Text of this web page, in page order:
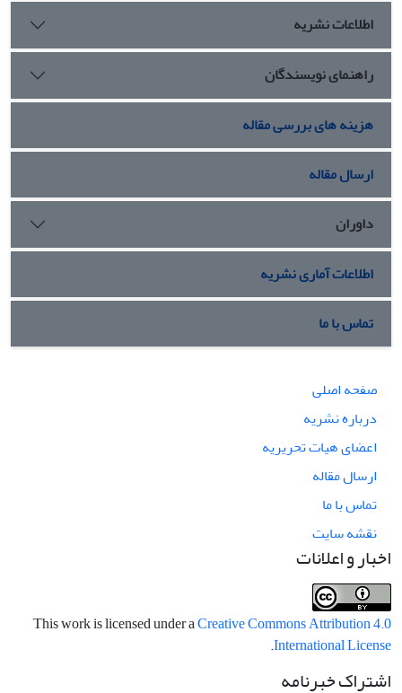
اطلاعات نشریه
راهنمای نویسندگان
هزینه های بررسی مقاله
ارسال مقاله
داوران
اطلاعات آماری نشریه
تماس با ما
صفحه اصلی
درباره نشریه
اعضای هیات تحریریه
ارسال مقاله
تماس با ما
نقشه سایت
اخبار و اعلانات
This work is licensed under aCreative Commons Attribution 4.0
International License
.
اشتراک خبرنامه